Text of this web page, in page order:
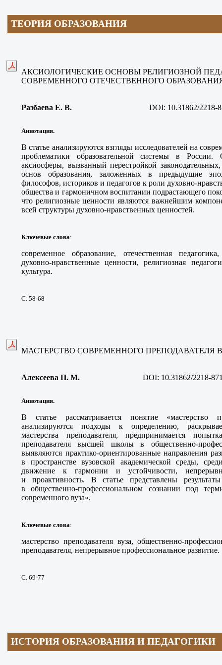
ТЕОРИЯ ОБРАЗОВАНИЯ
АКСИОЛОГИЧЕСКИЕ ОСНОВЫ РЕЛИГИОЗНОЙ
СОВРЕМЕННОГО ОТЕЧЕСТВЕННОГО
Разбаева Е. В. DOI: 10.31862/2218-
Аннотация.
В статье анализируются взгляды исследователей на
проблематики образовательной системы в России.
аксиосферы, вызванный перестройкой
основ образования, заложенных в предыдущие
философов, историков и педагогов к роли духовно-
общества и гармоничном воспитании подрастающего
что религиозные ценности являются важнейшим
всей структуры духовно-нравственных ценностей.
Ключевые слова:
современное образование, отечественная
духовно-нравственные ценности, религиозная
культура.
С. 58-68
МАСТЕРСТВО СОВРЕМЕННОГО
Алексеева П. М. DOI: 10.31862/2218-
Аннотация.
В статье рассматривается понятие «мастерство
анализируются подходы к определению,
мастерства преподавателя, предпринимается
преподавателя высшей школы в общественно-
выявляются практико-ориентированные направления
в пространстве вузовской академической среды,
движение к гармонии и устойчивости,
и проактивность. В статье представлены
в общественно-профессиональном сознании под
современного вуза».
Ключевые слова:
мастерство преподавателя вуза, общественно-
преподавателя, непрерывное профессиональное развитие.
С. 69-77
ИСТОРИЯ ОБРАЗОВАНИЯ И ПЕДАГОГИКИ